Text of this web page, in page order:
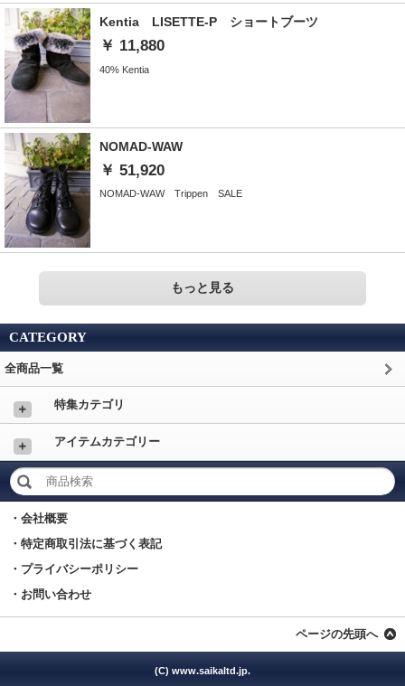
Kentia LISETTE-P ショートブーツ
￥ 11,880
40% Kentia
NOMAD-WAW
￥ 51,920
NOMAD-WAW Trippen SALE
もっと見る
CATEGORY
全商品一覧
＋ 特集カテゴリ
＋ アイテムカテゴリー
・会社概要
・特定商取引法に基づく表記
・プライバシーポリシー
・お問い合わせ
ページの先頭へ
(C) www.saikaltd.jp.